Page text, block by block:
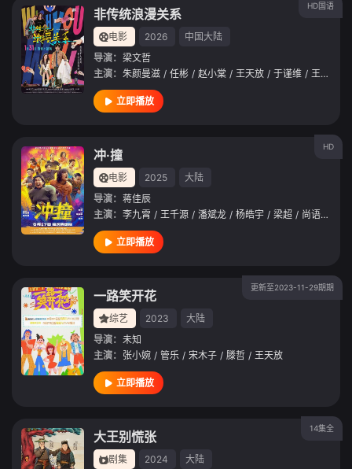
HD国语
非传统浪漫关系
电影 2026
中国大陆
导演： 梁文哲
主演： 朱颜曼滋 / 任彬 / 赵小棠 / 王天放 / 于谨维 / 王劲松
立即播放
HD
冲·撞
电影 2025
大陆
导演： 蒋佳辰
主演： 李九霄 / 王千源 / 潘斌龙 / 杨皓宇 / 梁超 / 尚语贤
立即播放
更新至2023-11-29期期
一路笑开花
综艺 2023
大陆
导演： 未知
主演： 张小婉 / 管乐 / 宋木子 / 滕哲 / 王天放
立即播放
14集全
大王别慌张
剧集 2024
大陆